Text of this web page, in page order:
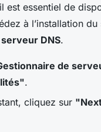
est essentiel de
à l’installation
DNS.
de
.
cliquez sur